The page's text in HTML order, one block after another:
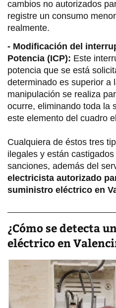
cambios no autorizados
registre un consumo
realmente.
- Modificación del
Potencia (ICP): Este
potencia que se está
determinado es superior a
manipulación se realiza
ocurre, eliminando toda la
este elemento del cuadro
Cualquiera de éstos tres
ilegales y están
sanciones, además del
electricista autorizado
suministro eléctrico en
¿Cómo se detecta
eléctrico en